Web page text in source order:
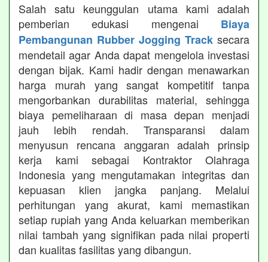
Salah satu keunggulan utama kami adalah
pemberian edukasi mengenai Biaya
Pembangunan Rubber Jogging Track secara
mendetail agar Anda dapat mengelola investasi
dengan bijak. Kami hadir dengan menawarkan
harga murah yang sangat kompetitif tanpa
mengorbankan durabilitas material, sehingga
biaya pemeliharaan di masa depan menjadi
jauh lebih rendah. Transparansi dalam
menyusun rencana anggaran adalah prinsip
kerja kami sebagai Kontraktor Olahraga
Indonesia yang mengutamakan integritas dan
kepuasan klien jangka panjang. Melalui
perhitungan yang akurat, kami memastikan
setiap rupiah yang Anda keluarkan memberikan
nilai tambah yang signifikan pada nilai properti
dan kualitas fasilitas yang dibangun.